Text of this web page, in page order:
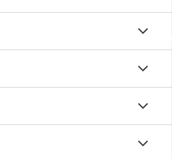
9–12.30 Uhr
nachmittags:13.30–17 Uhr
für Beratung nach
des